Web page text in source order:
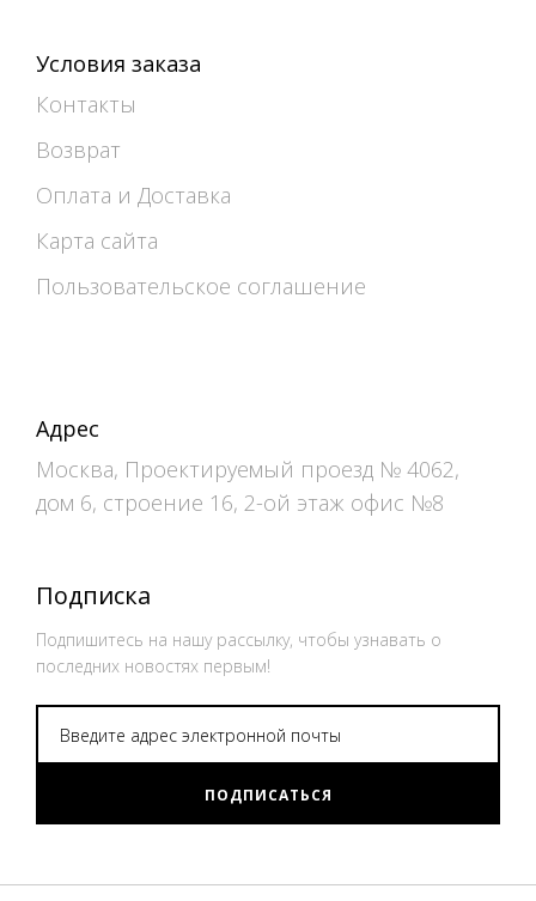
Условия заказа
Контакты
Возврат
Оплата и Доставка
Карта сайта
Пользовательское соглашение
Адрес
Москва, Проектируемый проезд № 4062,
дом 6, строение 16, 2-ой этаж офис №8
Подписка
Подпишитесь на нашу рассылку, чтобы узнавать о
последних новостях первым!
ПОДПИСАТЬСЯ